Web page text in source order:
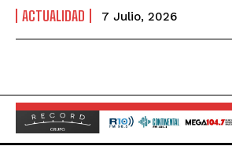
ACTUALIDAD 7 Julio, 2026